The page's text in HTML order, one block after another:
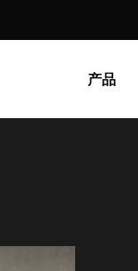
产品